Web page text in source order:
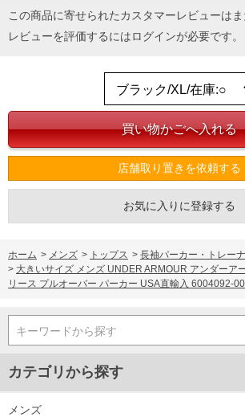
この商品に寄せられたカスタマーレビューはま
レビューを評価するにはログインが必要です。
店舗取り置きを依頼する
お気に入りに登録する
ホーム > メンズ > トップス > 長袖パーカー・トレー
> 大きいサイズ メンズ UNDER ARMOUR アンダーア
リース プルオーバー パーカー USA直輸入 6004092-
キーワードから探す
カテゴリから探す
メンズ